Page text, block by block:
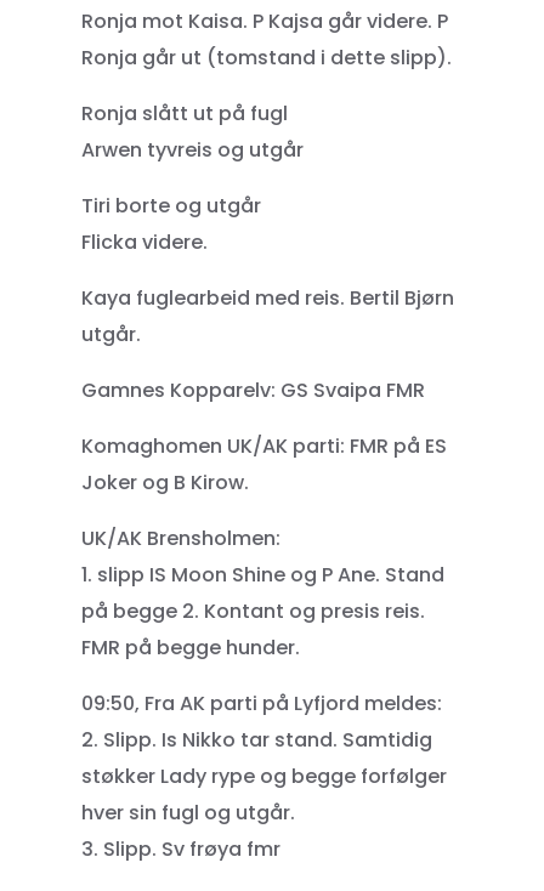
Ronja mot Kaisa. P Kajsa går videre. P
Ronja går ut (tomstand i dette slipp).
Ronja slått ut på fugl
Arwen tyvreis og utgår
Tiri borte og utgår
Flicka videre.
Kaya fuglearbeid med reis. Bertil Bjørn
utgår.
Gamnes Kopparelv: GS Svaipa FMR
Komaghomen UK/AK parti: FMR på ES
Joker og B Kirow.
UK/AK Brensholmen:
1. slipp IS Moon Shine og P Ane. Stand
på begge 2. Kontant og presis reis.
FMR på begge hunder.
09:50, Fra AK parti på Lyfjord meldes:
2. Slipp. Is Nikko tar stand. Samtidig
støkker Lady rype og begge forfølger
hver sin fugl og utgår.
3. Slipp. Sv frøya fmr